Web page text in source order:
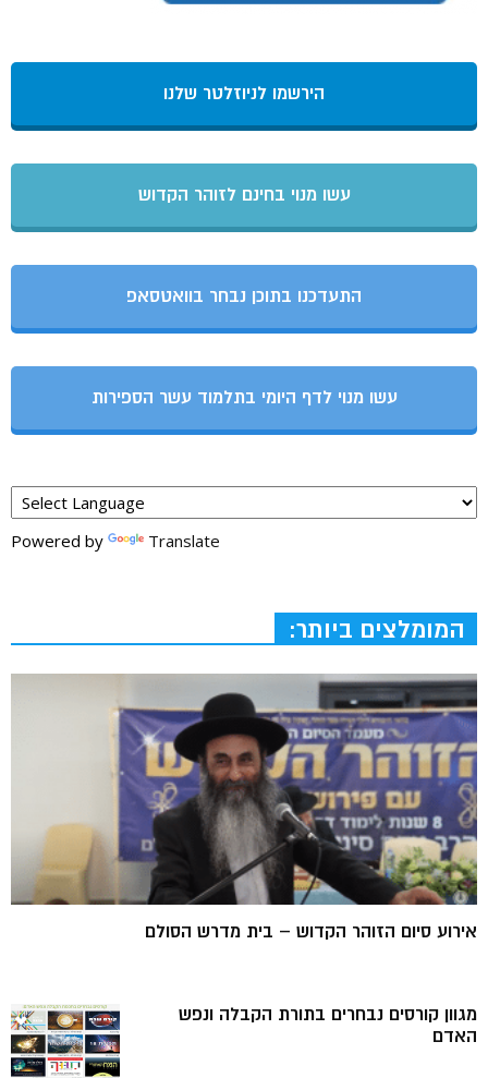
הירשמו לניוזלטר שלנו
עשו מנוי בחינם לזוהר הקדוש
התעדכנו בתוכן נבחר בוואטסאפ
עשו מנוי לדף היומי בתלמוד עשר הספירות
Powered by Translate
המומלצים ביותר:
אירוע סיום הזוהר הקדוש – בית מדרש הסולם
מגוון קורסים נבחרים בתורת הקבלה ונפש
האדם